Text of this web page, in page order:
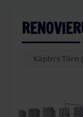
Käptn's Törn